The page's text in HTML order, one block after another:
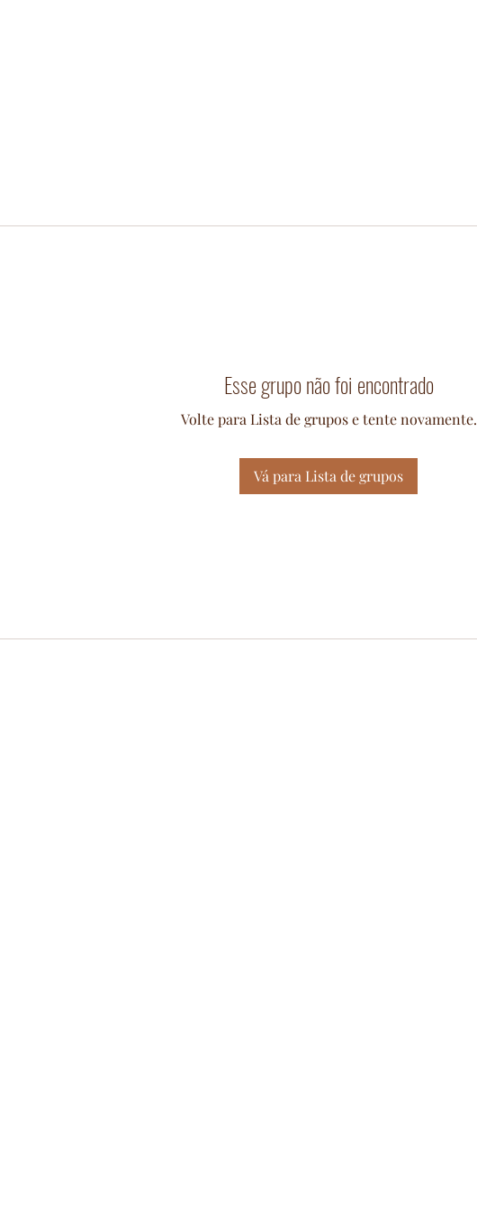
Esse grupo não foi encontrado
Volte para Lista de grupos e tente novamente.
Vá para Lista de grupos